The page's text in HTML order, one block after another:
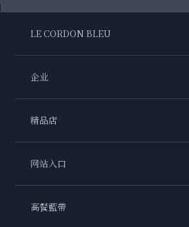
LE CORDON BLEU
企业
精品店
网站入口
高餐藍帶